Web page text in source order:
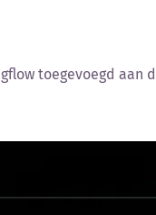
toegevoegd aan